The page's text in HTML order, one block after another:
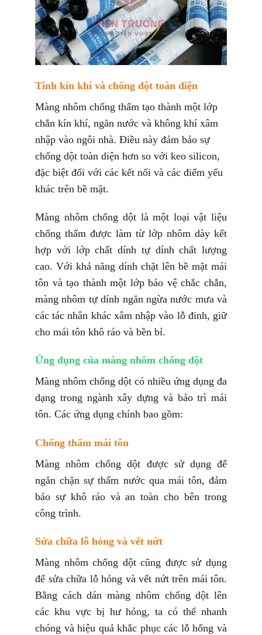
Tính kín khí và chống dột toàn diện
Màng nhôm chống thấm tạo thành một lớp
chắn kín khí, ngăn nước và không khí xâm
nhập vào ngôi nhà. Điều này đảm bảo sự
chống dột toàn diện hơn so với keo silicon,
đặc biệt đối với các kết nối và các điểm yếu
khác trên bề mặt.
Màng nhôm chống dột là một loại vật liệu
chống thấm được làm từ lớp nhôm dày kết
hợp với lớp chất dính tự dính chất lượng
cao. Với khả năng dính chặt lên bề mặt mái
tôn và tạo thành một lớp bảo vệ chắc chắn,
màng nhôm tự dính ngăn ngừa nước mưa và
các tác nhân khác xâm nhập vào lỗ đinh, giữ
cho mái tôn khô ráo và bền bỉ.
Ứng dụng của màng nhôm chống dột
Màng nhôm chống dột có nhiều ứng dụng đa
dạng trong ngành xây dựng và bảo trì mái
tôn. Các ứng dụng chính bao gồm:
Chống thấm mái tôn
Màng nhôm chống dột được sử dụng để
ngăn chặn sự thấm nước qua mái tôn, đảm
bảo sự khô ráo và an toàn cho bên trong
công trình.
Sửa chữa lỗ hỏng và vết nứt
Màng nhôm chống dột cũng được sử dụng
để sửa chữa lỗ hỏng và vết nứt trên mái tôn.
Bằng cách dán màng nhôm chống dột lên
các khu vực bị hư hỏng, ta có thể nhanh
chóng và hiệu quả khắc phục các lỗ hổng và